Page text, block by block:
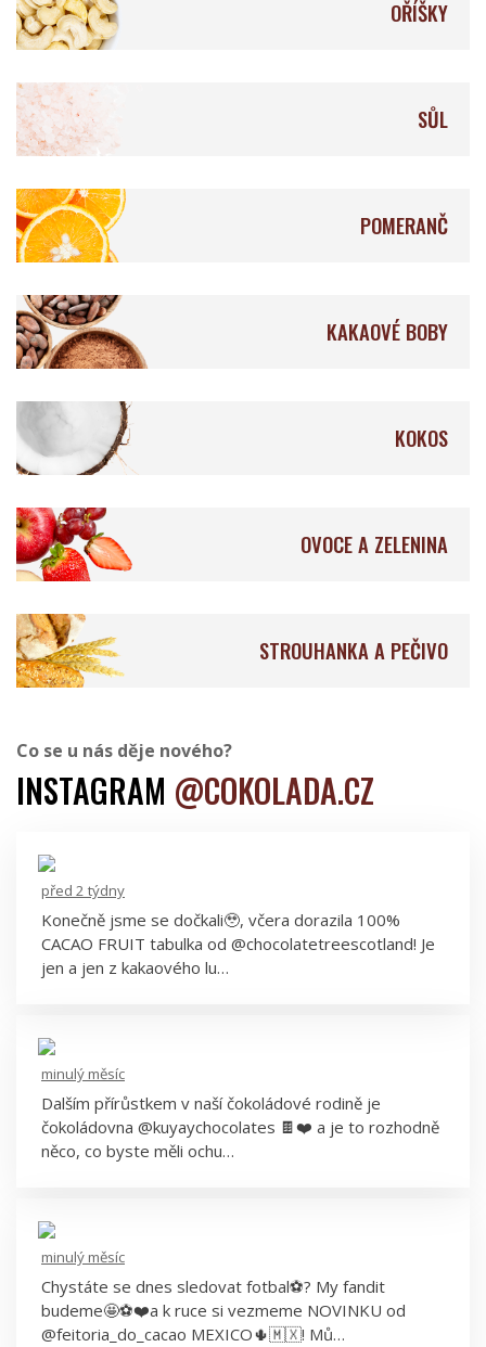
Qantu Chocolat Ocelot Chocolate
Auro Chocolate
Origines Chocolate
Makers
Aroko Chocolate
Baianí Chocolates
Goodio Chocolate
OŘÍŠKY
SŮL
POMERANČ
KAKAOVÉ BOBY
KOKOS
OVOCE A ZELENINA
STROUHANKA A PEČIVO
Co se u nás děje nového?
INSTAGRAM @COKOLADA.CZ
před 2 týdny
Konečně jsme se dočkali🥹, včera dorazila 100%
CACAO FRUIT tabulka od @chocolatetreescotland! Je
jen a jen z kakaového lu…
minulý měsíc
Dalším přírůstkem v naší čokoládové rodině je
čokoládovna @kuyaychocolates 🍫❤️ a je to rozhodně
něco, co byste měli ochu…
minulý měsíc
Chystáte se dnes sledovat fotbal⚽️? My fandit
budeme🤩⚽️❤️a k ruce si vezmeme NOVINKU od
@feitoria_do_cacao MEXICO🌵🇲🇽! Mů…